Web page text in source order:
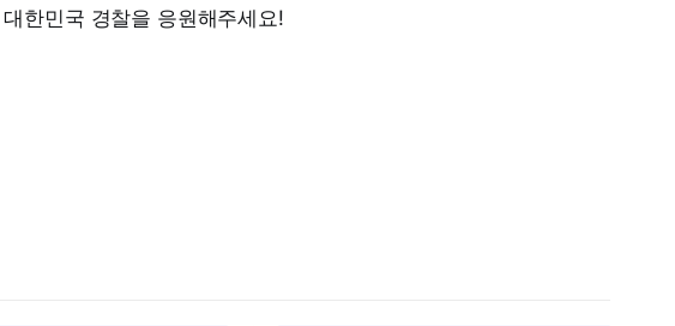
한민국 경찰을 응원해주세요!